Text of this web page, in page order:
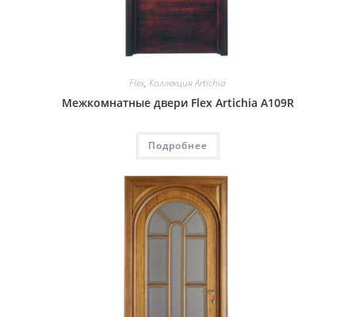
Flex, Коллекция Artichia
Межкомнатные двери Flex Artichia A109R
Подробнее